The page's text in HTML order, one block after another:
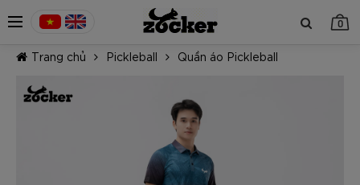
0
TIẾP TỤC MUA HÀNG
Trang chủ Pickleball Quần áo Pickleball